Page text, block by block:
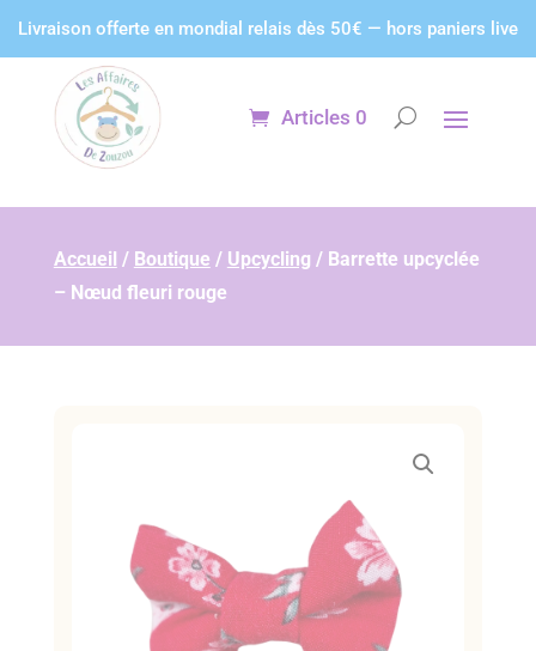
Livraison offerte en mondial relais dès 50€ — hors paniers live
Articles 0
Accueil / Boutique / Upcycling / Barrette upcyclée
– Nœud fleuri rouge
Panneau de gestion des cookies